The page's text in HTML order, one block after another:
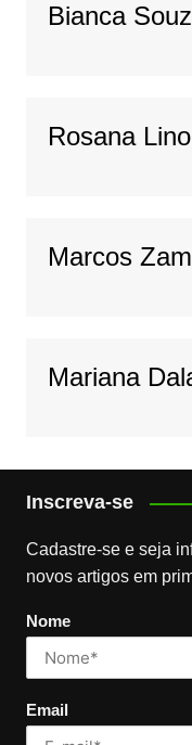
Bianca
Rosana Lino
Marcos
Mariana
Inscreva-se
Cadastre-se e seja
novos artigos em
Nome
Email